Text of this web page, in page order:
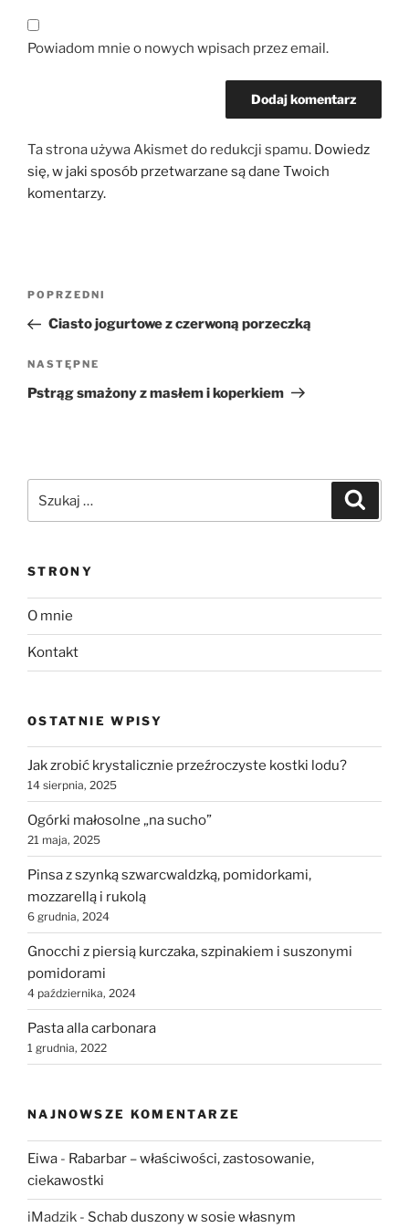
Powiadom mnie o nowych wpisach przez email.
Ta strona używa Akismet do redukcji spamu. Dowiedz
się, w jaki sposób przetwarzane są dane Twoich
komentarzy.
Nawigacja
Poprzedni
wpis
POPRZEDNI
Ciasto jogurtowe z czerwoną porzeczką
Następny
wpis
NASTĘPNE
Pstrąg smażony z masłem i koperkiem
STRONY
O mnie
Kontakt
OSTATNIE WPISY
Jak zrobić krystalicznie przeźroczyste kostki lodu?
14 sierpnia, 2025
Ogórki małosolne „na sucho”
21 maja, 2025
Pinsa z szynką szwarcwaldzką, pomidorkami,
mozzarellą i rukolą
6 grudnia, 2024
Gnocchi z piersią kurczaka, szpinakiem i suszonymi
pomidorami
4 października, 2024
Pasta alla carbonara
1 grudnia, 2022
NAJNOWSZE KOMENTARZE
Eiwa - Rabarbar – właściwości, zastosowanie,
ciekawostki
iMadzik - Schab duszony w sosie własnym